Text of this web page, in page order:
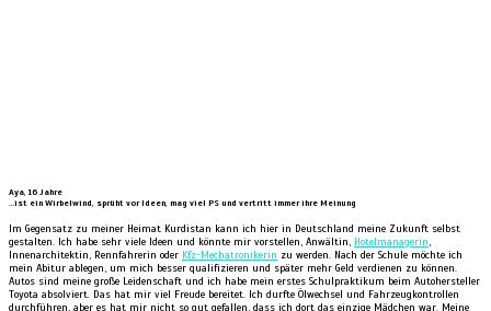
Aya, 16 Jahre
…ist ein Wirbelwind, sprüht vor Ideen, mag viel PS und vertritt immer ihre Meinung
Im Gegensatz zu meiner Heimat Kurdistan kann ich hier in Deutschland meine Zukunft selbst
gestalten. Ich habe sehr viele Ideen und könnte mir vorstellen, Anwältin, Hotelmanagerin,
Innenarchitektin, Rennfahrerin oder Kfz-Mechatronikerin zu werden. Nach der Schule möchte ich
mein Abitur ablegen, um mich besser qualifizieren und später mehr Geld verdienen zu können.
Autos sind meine große Leidenschaft und ich habe mein erstes Schulpraktikum beim Autohersteller
Toyota absolviert. Das hat mir viel Freude bereitet. Ich durfte Ölwechsel und Fahrzeugkontrollen
durchführen, aber es hat mir nicht so gut gefallen, dass ich dort das einzige Mädchen war. Meine